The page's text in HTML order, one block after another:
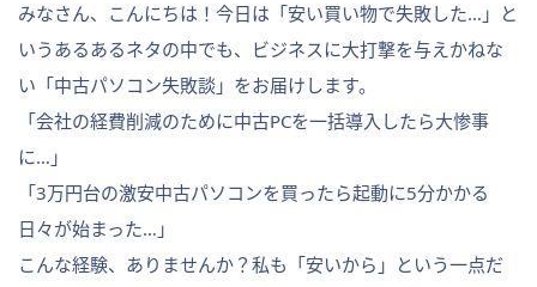
みなさん、こんにちは！今日は「安い買い物で失敗した…」と
いうあるあるネタの中でも、ビジネスに大打撃を与えかねな
い「中古パソコン失敗談」をお届けします。
「会社の経費削減のために中古PCを一括導入したら大惨事
に…」
「3万円台の激安中古パソコンを買ったら起動に5分かかる
日々が始まった…」
こんな経験、ありませんか？私も「安いから」という一点だ